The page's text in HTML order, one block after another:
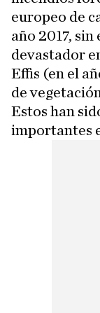
europeo de
año 2017, sin
devastador
Effis (en el
de
Estos han
importantes